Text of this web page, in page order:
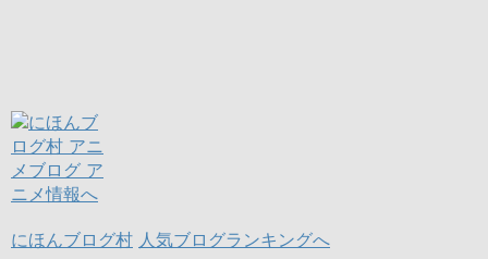
にほんブログ村 人気ブログランキングへ